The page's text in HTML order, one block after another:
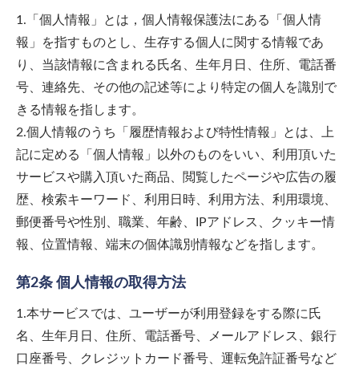
1.「個人情報」とは，個人情報保護法にある「個人情
報」を指すものとし、生存する個人に関する情報であ
り、当該情報に含まれる氏名、生年月日、住所、電話番
号、連絡先、その他の記述等により特定の個人を識別で
きる情報を指します。
2.個人情報のうち「履歴情報および特性情報」とは、上
記に定める「個人情報」以外のものをいい、利用頂いた
サービスや購入頂いた商品、閲覧したページや広告の履
歴、検索キーワード、利用日時、利用方法、利用環境、
郵便番号や性別、職業、年齢、IPアドレス、クッキー情
報、位置情報、端末の個体識別情報などを指します。
第2条 個人情報の取得方法
1.本サービスでは、ユーザーが利用登録をする際に氏
名、生年月日、住所、電話番号、メールアドレス、銀行
口座番号、クレジットカード番号、運転免許証番号など